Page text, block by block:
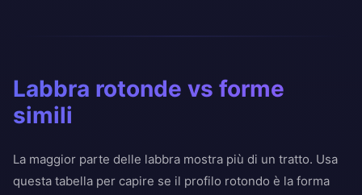
Labbra rotonde vs forme
simili
La maggior parte delle labbra mostra più di un tratto. Usa
questa tabella per capire se il profilo rotondo è la forma